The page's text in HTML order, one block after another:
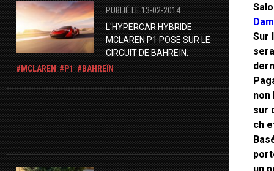
PUBLIÉ LE 13-02-2014
L'HYPERCAR HYBRIDE
MCLAREN P1 POSE SUR LE
CIRCUIT DE BAHREÏN.
MCLAREN
P1 BAHREÏN
Sur
non
sur
ch